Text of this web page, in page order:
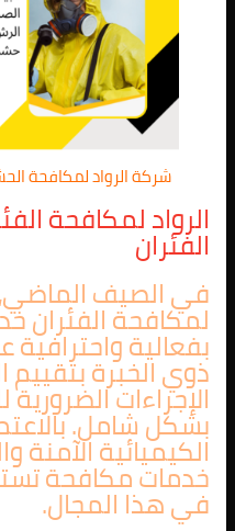
شركة الرواد لمكافحة الحشرات
الرواد لمكافحة
الفئران
في الصيف
لمكافحة الفئران
بفعالية
ذوي الخبرة
الإجراءات
بشكل شامل.
الكيميائية الآمنة
خدمات مكافحة
في هذا المجال.